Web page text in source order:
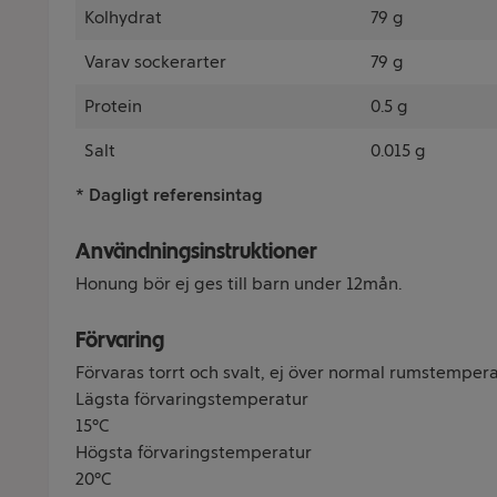
Kolhydrat 79 g
Varav sockerarter 79 g
Protein 0.5 g
Salt 0.015 g
* Dagligt referensintag
Användningsinstruktioner
Honung bör ej ges till barn under 12mån.
Förvaring
Förvaras torrt och svalt, ej över normal
Lägsta förvaringstemperatur
15°C
Högsta förvaringstemperatur
20°C